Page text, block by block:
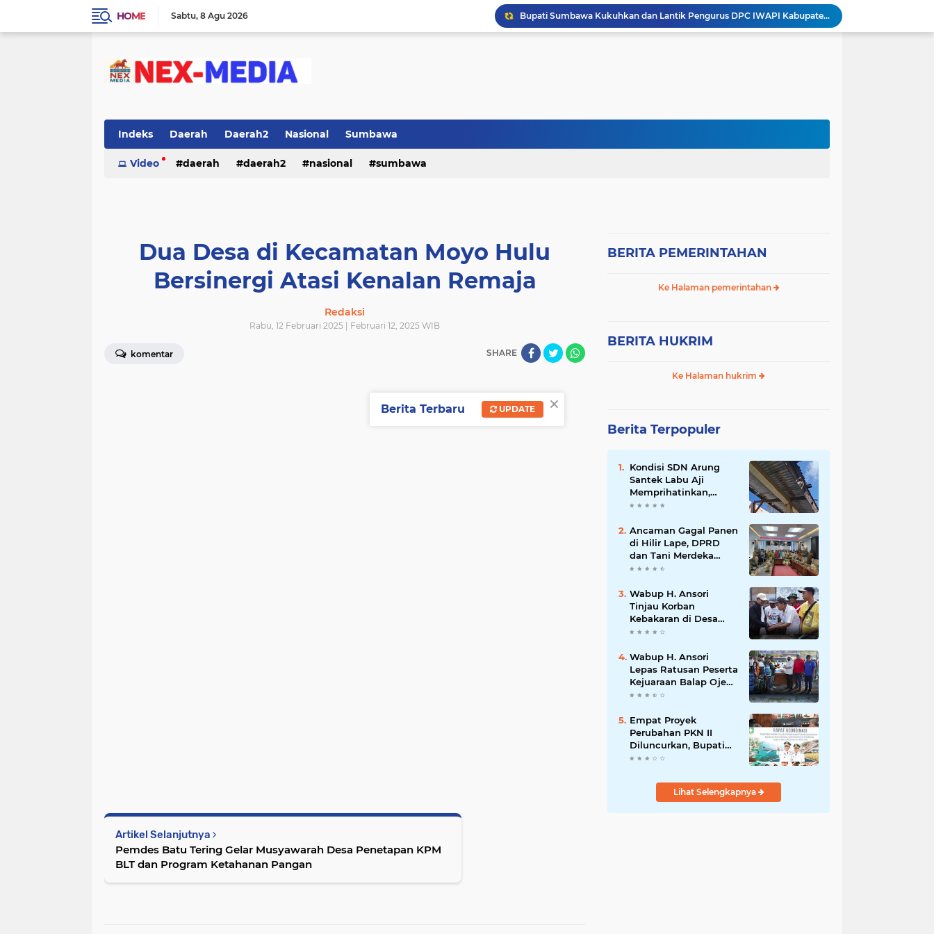
HOME Sabtu 8 Agu 2026
Bupati Sumbawa Kukuhkan dan Lantik Pengurus DPC IWAPI Kabupaten Sumbawa Periode 2026–2031, Dorong Transformasi Digital dan Penguatan Ekonomi Perempuan
Wabup Sumbawa Resmi Buka Festival Budaya Paroso di Moyo Hilir, Tegaskan Komitmen Pelestarian Budaya hingga
Wakil Bupati Sumbawa Sambut Kunjungan Sejumlah Wakil Menteri RI, Potensi Strategis SAMOTA Diproyeksikan Jadi Motor Pertumbuhan Ekonomi Berkelanjutan
Indeks Daerah Daerah2 Nasional Sumbawa
Video daerah daerah2 nasional sumbawa
Dua Desa di Kecamatan Moyo Hulu
Bersinergi Atasi Kenalan Remaja
Redaksi
Rabu, 12 Februari 2025 | Februari 12, 2025 WIB
komentar SHARE
Artikel Selanjutnya
Pemdes Batu Tering Gelar Musyawarah Desa Penetapan KPM
BLT dan Program Ketahanan Pangan
BERITA PEMERINTAHAN
Ke Halaman pemerintahan
BERITA HUKRIM
Ke Halaman hukrim
Berita Terpopuler
Kondisi SDN Arung
Santek Labu Aji
Memprihatinkan,
Warga Dorong
Lakukan Asesmen dan
Rehabilitasi
Ancaman Gagal Panen
di Hilir Lape, DPRD
dan Tani Merdeka
Dorong Perbaikan
Wabup H. Ansori
Tinjau Korban
Kebakaran di Desa
Kerekeh, Ajak
Tingkatkan
Kewaspadaan
terhadap Instalasi
Listrik
Wabup H. Ansori
Lepas Ratusan Peserta
Kejuaraan Balap Ojek
Gabah di Maronge,
dan Perputaran
Ekonomi Lokal
Empat Proyek
Perubahan PKN II
Diluncurkan, Bupati
Jarot Perkuat Budaya
Kelola Pemerintahan
Lihat Selengkapnya
×
Berita Terbaru UPDATE